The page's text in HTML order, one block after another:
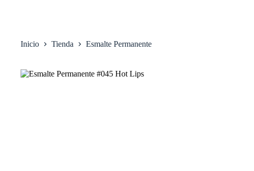
Inicio Tienda Esmalte Permanente